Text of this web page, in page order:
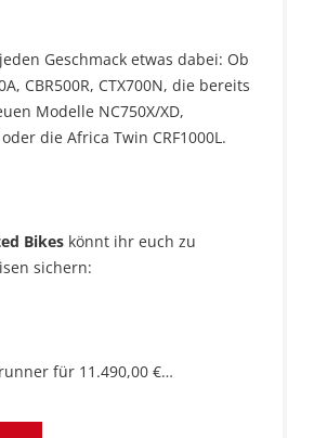
Geschmack etwas dabei: Ob
CBR500R, CTX700N, die bereits
Modelle NC750X/XD,
die Africa Twin CRF1000L.
Bikes könnt ihr euch zu
sichern:
für 11.490,00 €…